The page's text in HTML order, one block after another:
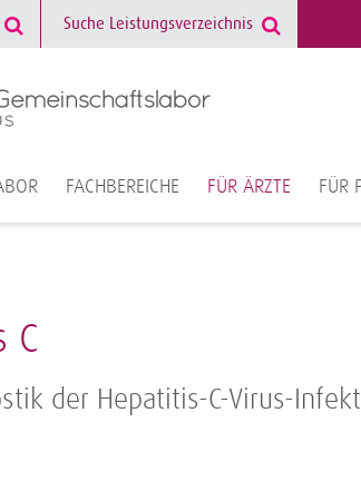
FACHBEREICHE FÜR ÄRZTE FÜR
C
der Hepatitis-C-Virus-